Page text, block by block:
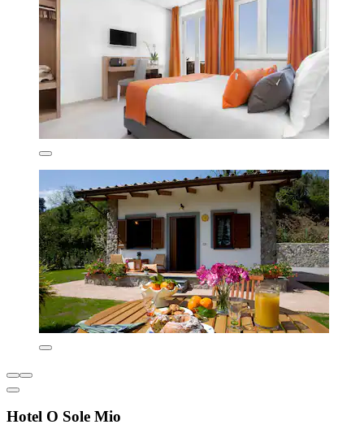
Hotel O Sole Mio